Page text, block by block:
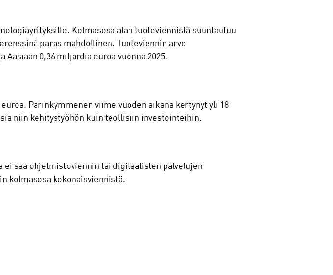
Kolmasosa alan tuoteviennistä suuntautuu
paras mahdollinen. Tuoteviennin arvo
0,36 miljardia euroa vuonna 2025.
Parinkymmenen viime vuoden aikana kertynyt yli 18
niin kehitystyöhön kuin teollisiin investointeihin.
saa ohjelmistoviennin tai digitaalisten palvelujen
kolmasosa kokonaisviennistä.